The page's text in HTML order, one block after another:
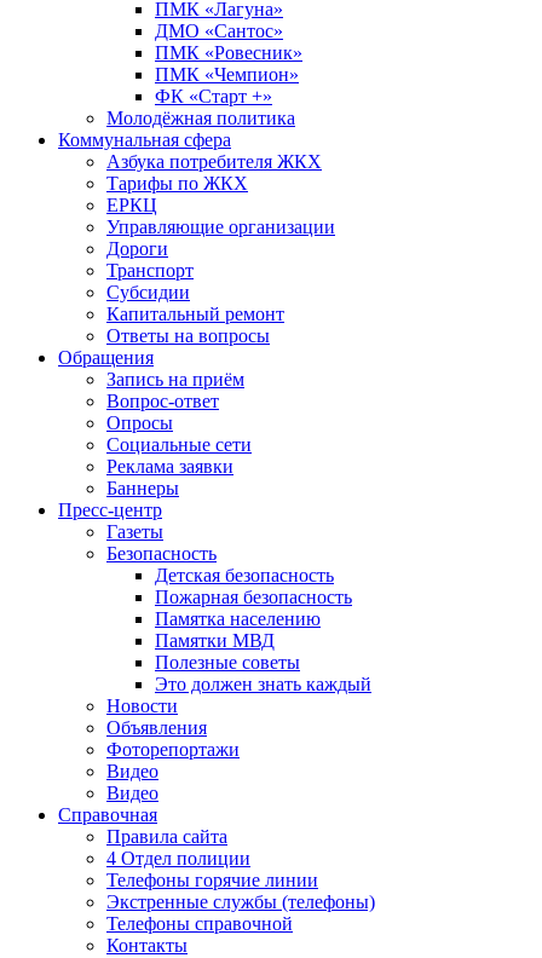
ПМК «Лагуна»
ДМО «Сантос»
ПМК «Ровесник»
ПМК «Чемпион»
ФК «Старт +»
Молодёжная политика
Коммунальная сфера
Азбука потребителя ЖКХ
Тарифы по ЖКХ
ЕРКЦ
Управляющие организации
Дороги
Транспорт
Субсидии
Капитальный ремонт
Ответы на вопросы
Обращения
Запись на приём
Вопрос-ответ
Опросы
Социальные сети
Реклама заявки
Баннеры
Пресс-центр
Газеты
Безопасность
Детская безопасность
Пожарная безопасность
Памятка населению
Памятки МВД
Полезные советы
Это должен знать каждый
Новости
Объявления
Фоторепортажи
Видео
Видео
Справочная
Правила сайта
4 Отдел полиции
Телефоны горячие линии
Экстренные службы (телефоны)
Телефоны справочной
Контакты